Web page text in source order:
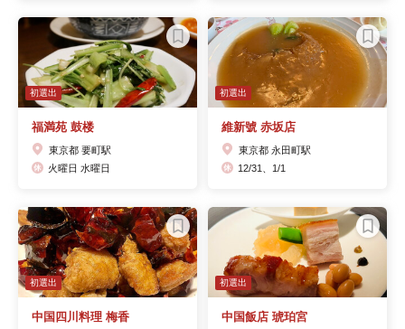
初選出
福満苑 鼓楼
東京都 要町駅
火曜日 水曜日
初選出
維新號 赤坂店
東京都 永田町駅
12/31、1/1
初選出
中国四川料理 梅香
初選出
中国飯店 琥珀宮